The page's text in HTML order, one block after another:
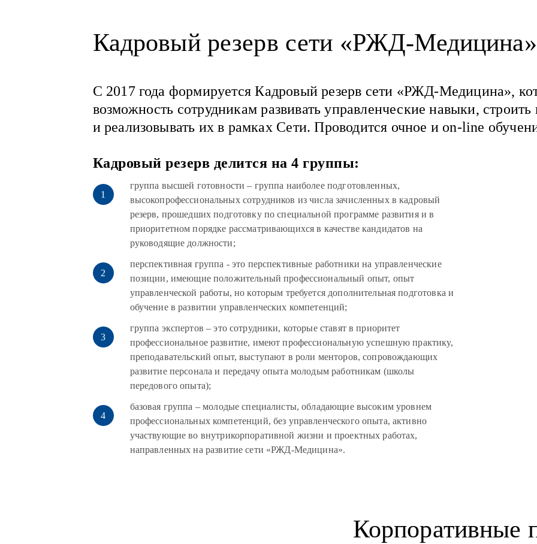
Кадровый резерв сети «РЖД-Медицина»
С 2017 года формируется Кадровый резерв сети «РЖД-Медицина»,
возможность сотрудникам развивать управленческие навыки,
и реализовывать их в рамках Сети. Проводится очное и on-line
Кадровый резерв делится на 4 группы:
группа высшей готовности – группа наиболее подготовленных,
высокопрофессиональных сотрудников из числа зачисленных в кадровый
резерв, прошедших подготовку по специальной программе развития и в
приоритетном порядке рассматривающихся в качестве кандидатов на
руководящие должности;
перспективная группа - это перспективные работники на управленческие
позиции, имеющие положительный профессиональный опыт, опыт
управленческой работы, но которым требуется дополнительная подготовка и
обучение в развитии управленческих компетенций;
группа экспертов – это сотрудники, которые ставят в приоритет
профессиональное развитие, имеют профессиональную успешную практику,
преподавательский опыт, выступают в роли менторов, сопровождающих
развитие персонала и передачу опыта молодым работникам (школы
передового опыта);
базовая группа – молодые специалисты, обладающие высоким уровнем
профессиональных компетенций, без управленческого опыта, активно
участвующие во внутрикорпоративной жизни и проектных работах,
направленных на развитие сети «РЖД‑Медицина».
Корпоративные